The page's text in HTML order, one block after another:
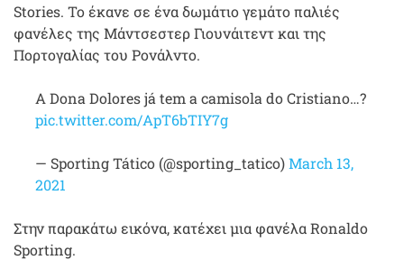
Stories. Το έκανε σε ένα δωμάτιο γεμάτο παλιές
φανέλες της Μάντσεστερ Γιουνάιτεντ και της
Πορτογαλίας του Ρονάλντο.
A Dona Dolores já tem a camisola do Cristiano…?
pic.twitter.com/ApT6bTIY7g
— Sporting Tático (@sporting_tatico)March 13,
2021
Στην παρακάτω εικόνα, κατέχει μια φανέλα Ronaldo
Sporting.